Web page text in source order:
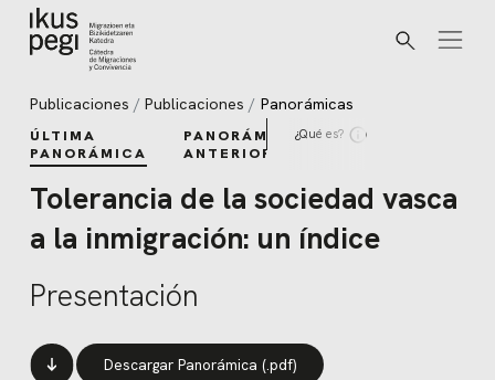
Ir directamente al contenido
Buscar
Publicaciones Publicaciones Panorámicas
ÚLTIMA
PANORÁMICA
PANORÁMICAS
ANTERIORES
¿Qué es?
Tolerancia de la sociedad vasca
a la inmigración: un índice
Presentación
Descargar Panorámica (.pdf)